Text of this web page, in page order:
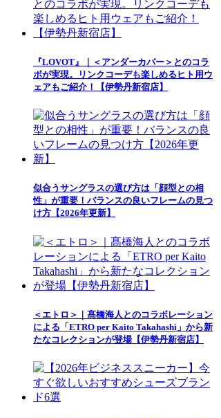
『LOVOT』｜＜アンダーカバー＞とのコラ
ボが実現。リンクコーデも楽しめるヒト用ウ
ェアもご紹介！【伊勢丹新宿店】
似合うサングラスの選び方は「顔型との相
性」が重要！バランスの良いフレームの見つ
け方【2026年更新】
＜エトロ＞｜髙橋海人とのコラボレーション
による「ETRO per Kaito Takahashi」から新
たなコレクションが登場【伊勢丹新宿店】